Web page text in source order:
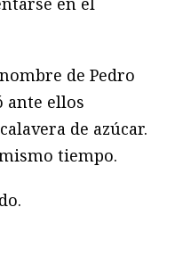
de Pedro
ante ellos
de azúcar.
tiempo.